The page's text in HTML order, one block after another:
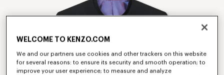
WELCOME TO KENZO.COM
We and our partners use cookies and other trackers on this website
for several reasons: to ensure its security and smooth operation; to
improve your user experience; to measure and analyze